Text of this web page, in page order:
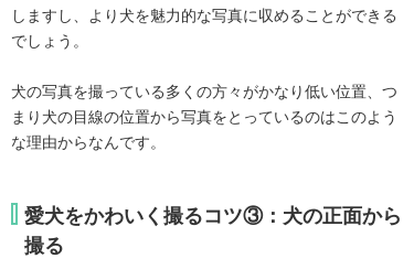
しますし、より犬を魅力的な写真に収めることができる
でしょう。
犬の写真を撮っている多くの方々がかなり低い位置、つ
まり犬の目線の位置から写真をとっているのはこのよう
な理由からなんです。
愛犬をかわいく撮るコツ③：犬の正面から
撮る